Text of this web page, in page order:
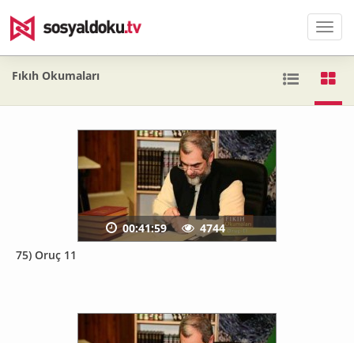
Menü
Fıkıh Okumaları
75) Oruç 11
00:41:59 4744